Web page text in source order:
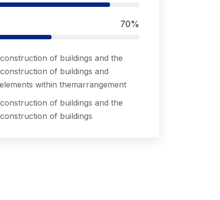
70%
of buildings and the
of buildings and
within themarrangement
of buildings and the
of buildings